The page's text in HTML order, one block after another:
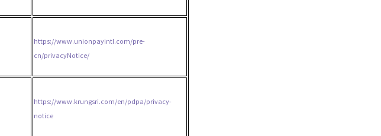
https://www.unionpayintl.com/pre-
cn/privacyNotice/
https://www.krungsri.com/en/pdpa/privacy-
notice